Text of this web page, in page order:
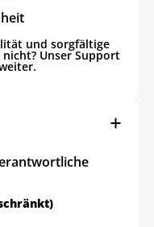
und sorgfältige
Unser Support